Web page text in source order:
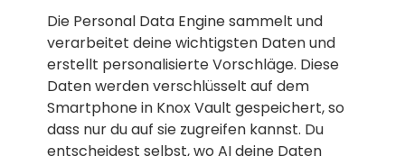
Die Personal Data Engine sammelt und
verarbeitet deine wichtigsten Daten und
erstellt personalisierte Vorschläge. Diese
Daten werden verschlüsselt auf dem
Smartphone in Knox Vault gespeichert, so
dass nur du auf sie zugreifen kannst. Du
entscheidest selbst, wo AI deine Daten